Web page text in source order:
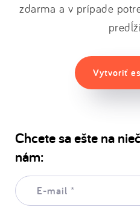
zdarma a v prípade
Vytvoriť
Chcete sa ešte na
nám:
E-
mail: